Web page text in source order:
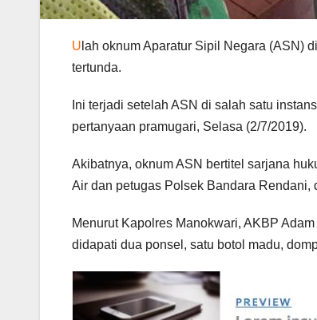
U lah oknum Aparatur Sipil Negara (ASN)
tertunda.
Ini terjadi setelah ASN di salah satu
pertanyaan pramugari, Selasa (2/7/2019).
Akibatnya, oknum ASN bertitel sarjana
Air dan petugas Polsek Bandara Rendani,
Menurut Kapolres Manokwari, AKBP
didapati dua ponsel, satu botol madu,